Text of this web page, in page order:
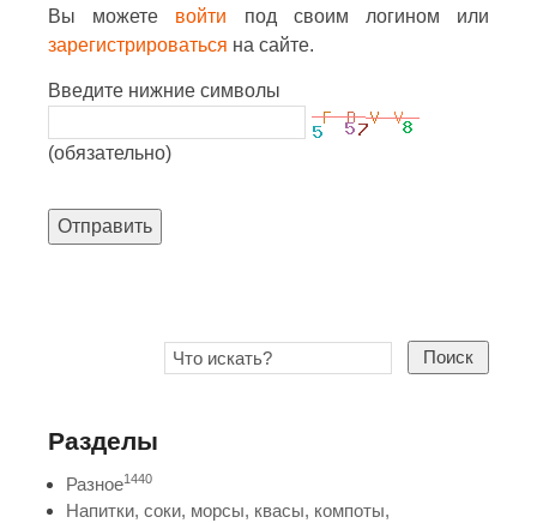
Вы можете войти под своим логином или
зарегистрироваться на сайте.
Введите нижние символы
(обязательно)
Отправить
Поиск
Разделы
Разное1440
Напитки, соки, морсы, квасы, компоты,